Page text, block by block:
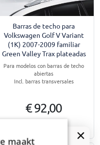
Barras de techo para
Volkswagen Golf V Variant
(1K) 2007-2009 familiar
Green Valley Trax plateadas
Para modelos con barras de techo
abiertas
Incl. barras transversales
€ 92,00
maakt